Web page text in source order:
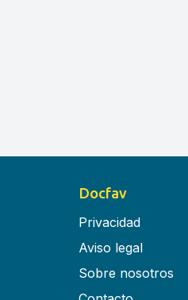
Docfav
Privacidad
Aviso legal
Sobre nosotros